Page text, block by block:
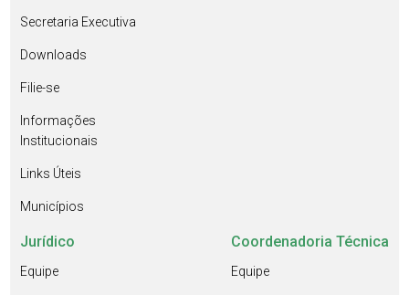
Secretaria Executiva
Downloads
Filie-se
Informações
Institucionais
Links Úteis
Municípios
Jurídico
Equipe
Coordenadoria Técnica
Equipe